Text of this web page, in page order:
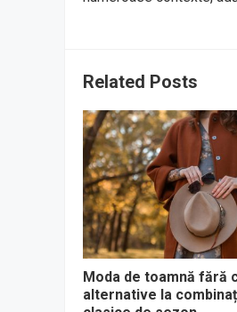
Related Posts
Moda de toamnă fără
alternative la